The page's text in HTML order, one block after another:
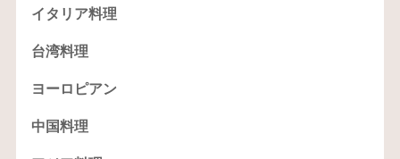
イタリア料理
台湾料理
ヨーロピアン
中国料理